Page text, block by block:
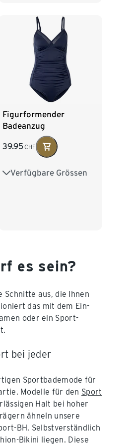
Figurformender
Badeanzug
39.95CHF
Verfügbare Grössen
38 40 42 44
es sein?
Schnitte aus, die Ihnen
das mit dem Ein-
oder ein Sport-
bei jeder
Sportbademode für
Modelle für den Sport
Halt bei hoher
ähneln unsere
BH. Selbstverständlich
Bikini liegen. Diese